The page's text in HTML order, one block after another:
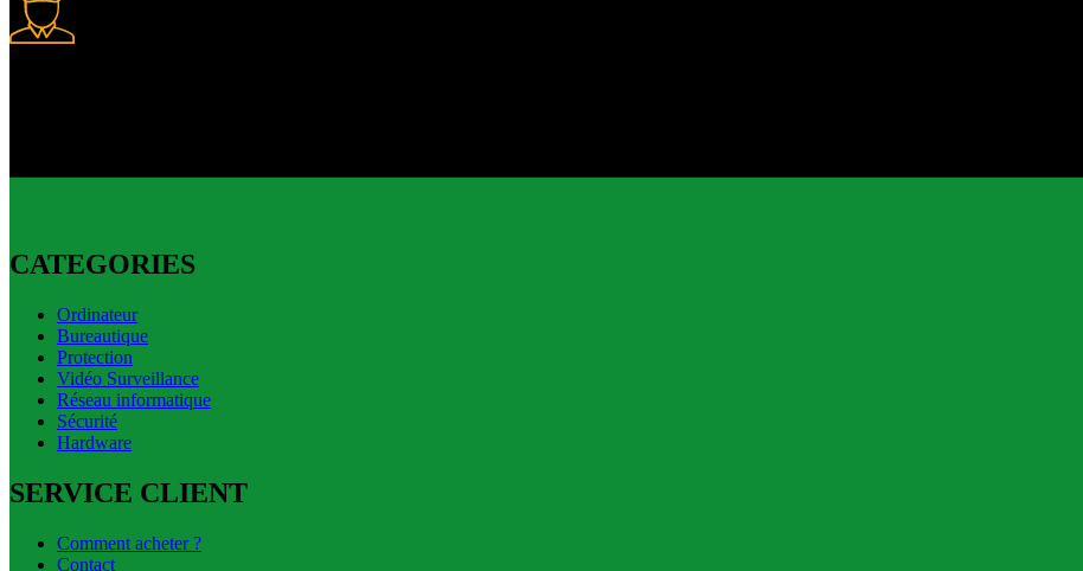
CATEGORIES
Ordinateur
Bureautique
Protection
Vidéo Surveillance
Réseau informatique
Sécurité
Hardware
SERVICE CLIENT
Comment acheter ?
Contact